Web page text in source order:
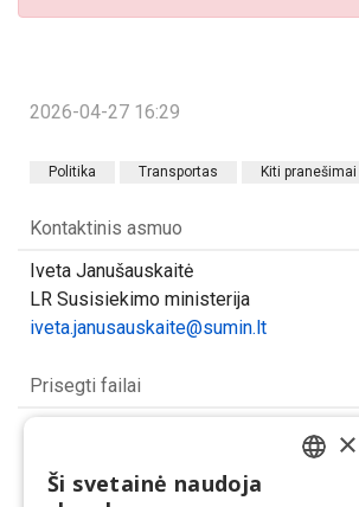
2026-04-27 16:29
Politika Transportas Kiti pranešimai
Kontaktinis asmuo
Iveta Janušauskaitė
LR Susisiekimo ministerija
iveta.janusauskaite@sumin.lt
Prisegti failai
Dalintis
×
Ši svetainė naudoja